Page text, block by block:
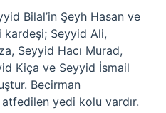
Bilal’in Şeyh Hasan ve
kardeşi; Seyyid Ali,
Seyyid Hacı Murad,
Kiça ve Seyyid İsmail
Becirman
yedi kolu vardır.